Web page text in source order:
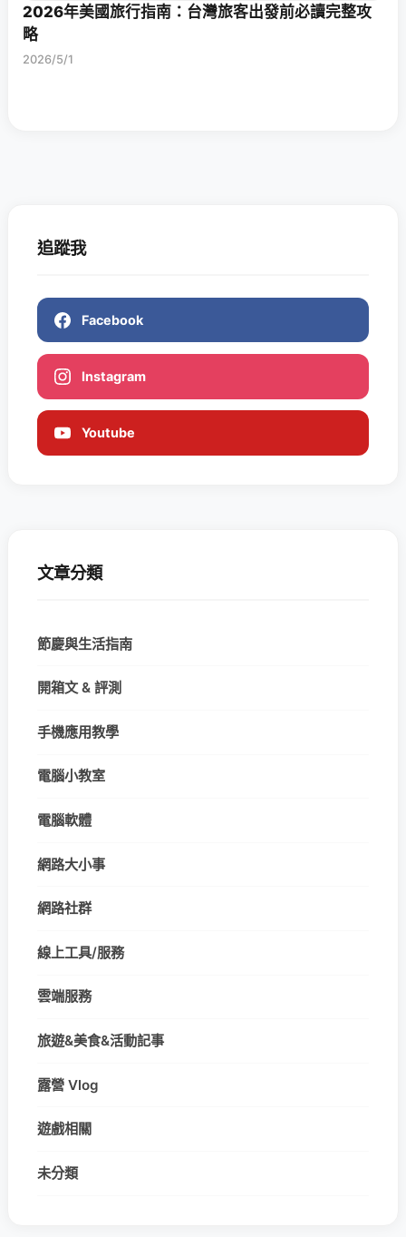
2026年美國旅行指南：台灣旅客出發前必讀完整攻
略
2026/5/1
追蹤我
Facebook
Instagram
Youtube
文章分類
節慶與生活指南
開箱文 & 評測
手機應用教學
電腦小教室
電腦軟體
網路大小事
網路社群
線上工具/服務
雲端服務
旅遊&美食&活動記事
露營 Vlog
遊戲相關
未分類